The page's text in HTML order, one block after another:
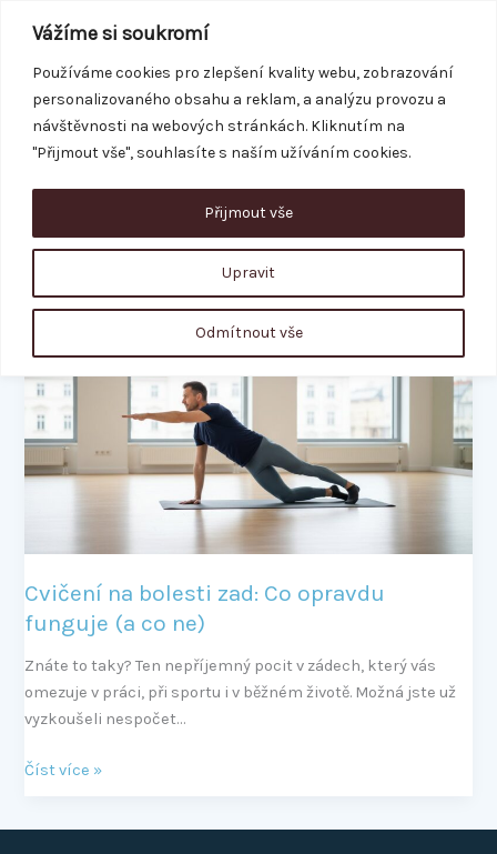
Vážíme si soukromí
Používáme cookies pro zlepšení kvality webu, zobrazování
personalizovaného obsahu a reklam, a analýzu provozu a
návštěvnosti na webových stránkách. Kliknutím na
"Přijmout vše", souhlasíte s naším užíváním cookies.
Upravit
Odmítnout vše
Přijmout vše
obsah
REZERVACE
cviky na záda
Cvičení na bolesti zad: Co opravdu
funguje (a co ne)
Znáte to taky? Ten nepříjemný pocit v zádech, který vás
omezuje v práci, při sportu i v běžném životě. Možná jste už
vyzkoušeli nespočet…
Cvičení
bolesti
zad:
Co
opravdu
funguje
ne)
Číst více »